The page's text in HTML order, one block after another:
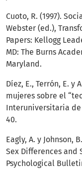
Cuoto, R. (1997).
Webster (ed.),
Papers: Kellogg
MD: The Burns
Maryland.
Díez, E., Terrón, E. y
mujeres sobre el
Interuniversitaria de
40.
Eagly, A. y Johnson,
Sex Differences and
Psychological